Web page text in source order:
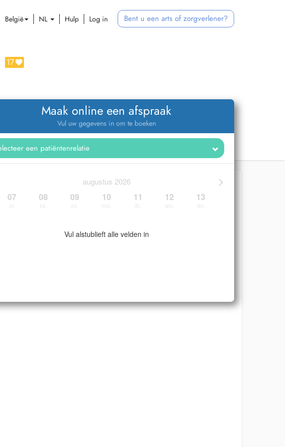
België NL Hulp Log in Bent u een arts of zorgverlener?
17
Maak online een afspraak
Vul uw gegevens in om te boeken
>
augustus 2026
07 08 09 10 11 12 13
Vul alstublieft alle velden in